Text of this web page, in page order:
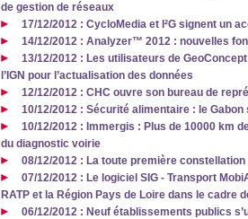
de gestion de réseaux
17/12/2012 : CycloMedia et I²G signent un
14/12/2012 : Analyzer™ 2012 : nouvelles
13/12/2012 : Les utilisateurs de
l’IGN pour l’actualisation des données
12/12/2012 : CHC ouvre son bureau de
10/12/2012 : Sécurité alimentaire : le Gabon
10/12/2012 : Immergis : Plus de 10000 km
du diagnostic voirie
08/12/2012 : La toute première
07/12/2012 : Le logiciel SIG - Transport
RATP et la Région Pays de Loire dans le
06/12/2012 : Neuf établissements publics